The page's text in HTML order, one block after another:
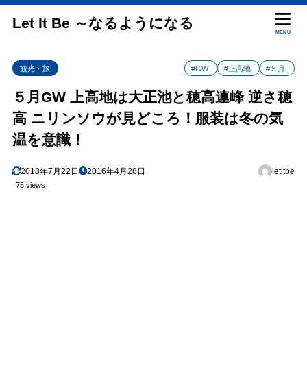
Let It Be ～なるようになる
MENU
観光・旅 #GW #上高地 #５月
５月GW 上高地は大正池と穂高連峰 逆さ穂
高 ニリンソウが見どころ！服装は冬の気
温を意識！
2018年7月22日 2016年4月28日 letitbe
75 views